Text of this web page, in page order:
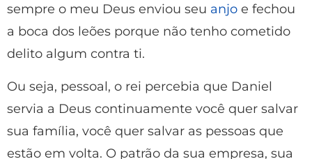
sempre o meu Deus enviou seu anjo e fechou
a boca dos leões porque não tenho cometido
delito algum contra ti.
Ou seja, pessoal, o rei percebia que Daniel
servia a Deus continuamente você quer salvar
sua família, você quer salvar as pessoas que
estão em volta. O patrão da sua empresa, sua